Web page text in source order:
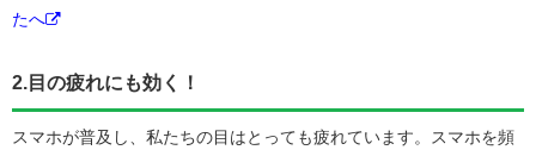
たへ
2.目の疲れにも効く！
スマホが普及し、私たちの目はとっても疲れています。スマホを頻